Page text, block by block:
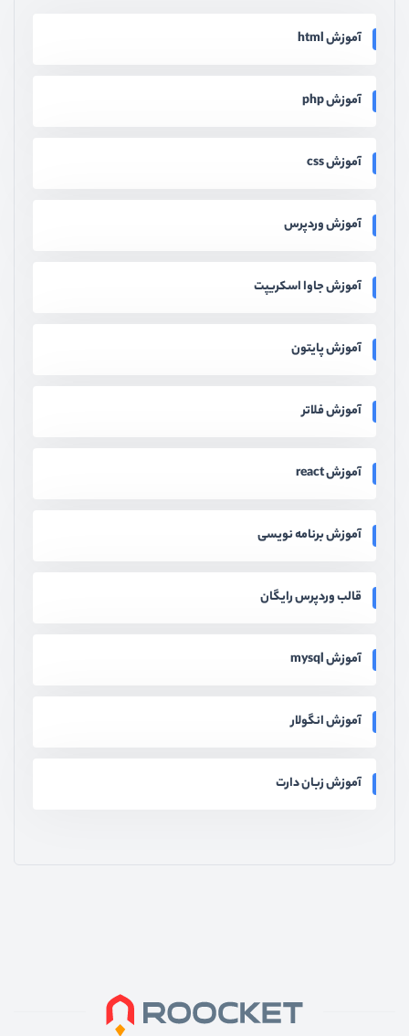
آموزش html
آموزش php
آموزش css
آموزش وردپرس
آموزش جاوا اسکریپت
آموزش پایتون
آموزش فلاتر
آموزش react
آموزش برنامه نویسی
قالب وردپرس رایگان
آموزش mysql
آموزش انگولار
آموزش زبان دارت